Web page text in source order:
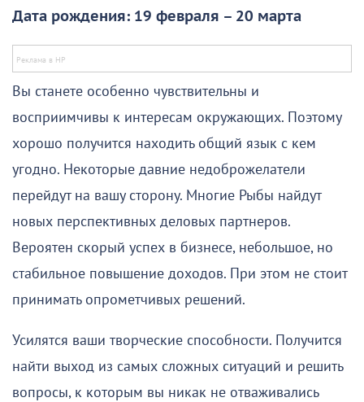
Дата рождения: 19 февраля – 20 марта
Вы станете особенно чувствительны и
восприимчивы к интересам окружающих. Поэтому
хорошо получится находить общий язык с кем
угодно. Некоторые давние недоброжелатели
перейдут на вашу сторону. Многие Рыбы найдут
новых перспективных деловых партнеров.
Вероятен скорый успех в бизнесе, небольшое, но
стабильное повышение доходов. При этом не стоит
принимать опрометчивых решений.
Усилятся ваши творческие способности. Получится
найти выход из самых сложных ситуаций и решить
вопросы, к которым вы никак не отваживались